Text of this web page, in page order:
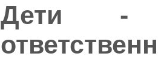
Дети -